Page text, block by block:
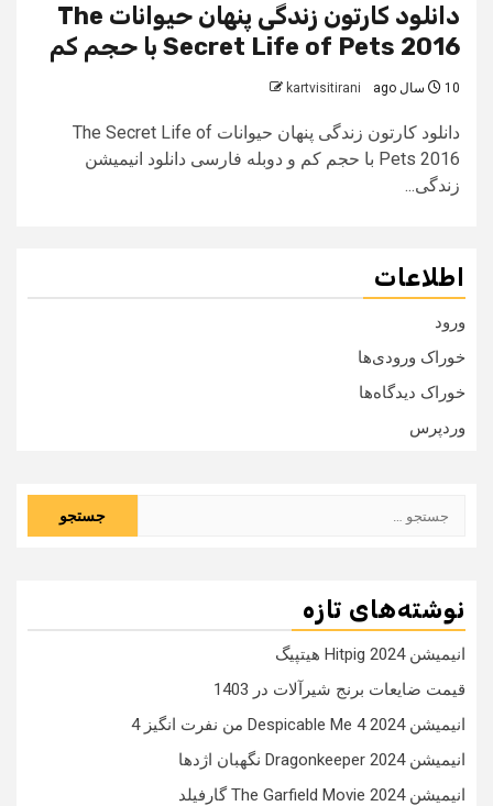
دانلود کارتون زندگی پنهان حیوانات The
Secret Life of Pets 2016 با حجم کم
10 سال ago kartvisitirani
دانلود کارتون زندگی پنهان حیوانات The Secret Life of
Pets 2016 با حجم کم و دوبله فارسی دانلود انیمیشن
زندگی...
اطلاعات
ورود
خوراک ورودی‌ها
خوراک دیدگاه‌ها
وردپرس
نوشته‌های تازه
انیمیشن Hitpig 2024 هیتپیگ
قیمت ضایعات برنج شیرآلات در 1403
انیمیشن Despicable Me 4 2024 من نفرت انگیز 4
انیمیشن Dragonkeeper 2024 نگهبان اژدها
انیمیشن The Garfield Movie 2024 گارفیلد